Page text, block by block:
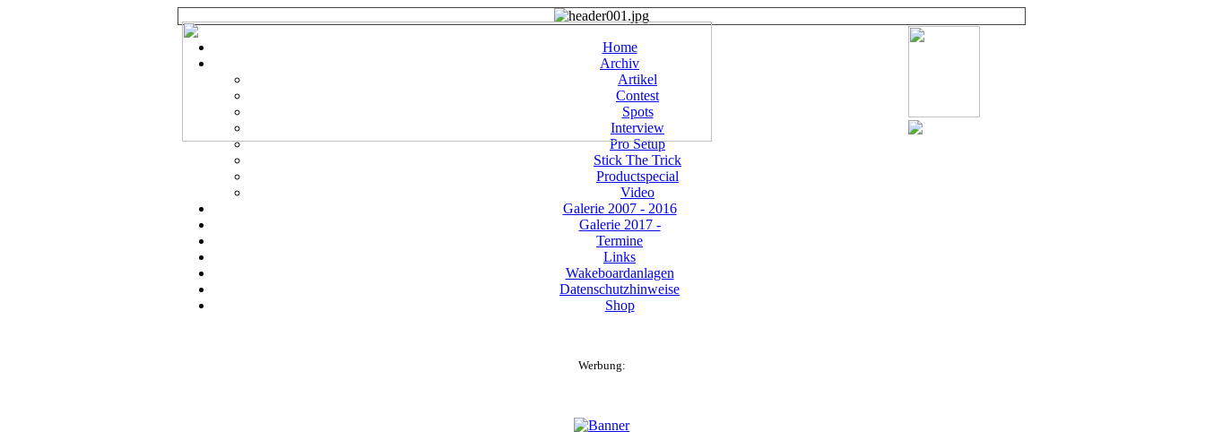
Home
Archiv
Artikel
Contest
Spots
Interview
Pro Setup
Stick The Trick
Productspecial
Video
Galerie 2007 - 2016
Galerie 2017 -
Termine
Links
Wakeboardanlagen
Datenschutzhinweise
Shop
Werbung: